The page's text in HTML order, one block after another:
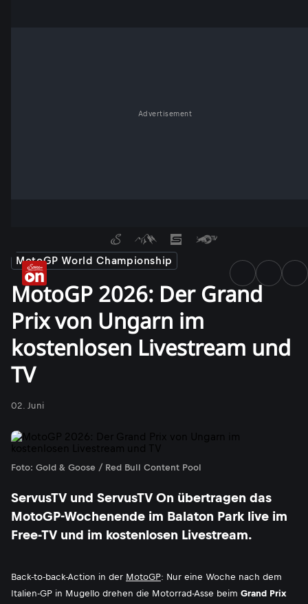
Advertisement
MotoGP World Championship
MotoGP 2026: Der Grand
Prix von Ungarn im
kostenlosen Livestream und
TV
02. Juni
Foto: Gold & Goose / Red Bull Content Pool
ServusTV und ServusTV On übertragen das
MotoGP-Wochenende im Balaton Park live im
Free-TV und im kostenlosen Livestream.
Back-to-back-Action in der MotoGP: Nur eine Woche nach dem
Italien-GP in Mugello drehen die Motorrad-Asse beim Grand Prix